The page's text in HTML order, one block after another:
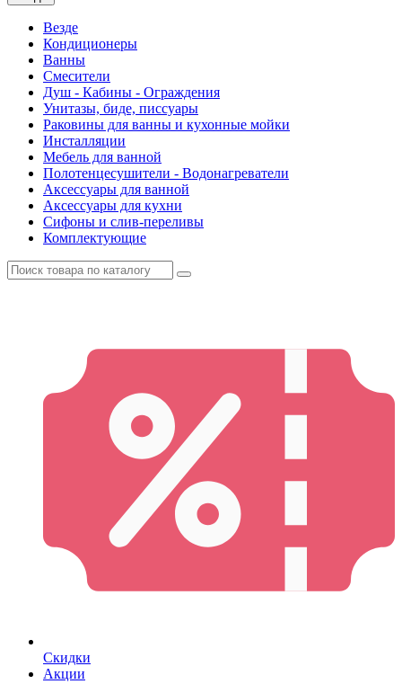
Везде
Кондиционеры
Ванны
Смесители
Душ - Кабины - Ограждения
Унитазы, биде, писсуары
Раковины для ванны и кухонные мойки
Инсталляции
Мебель для ванной
Полотенцесушители - Водонагреватели
Аксессуары для ванной
Аксессуары для кухни
Сифоны и слив-переливы
Комплектующие
Скидки
Акции